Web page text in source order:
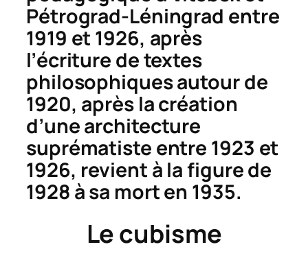
Pétrograd-Léningrad entre
1919 et 1926, après
l’écriture de textes
philosophiques autour de
1920, après la création
d’une architecture
suprématiste entre 1923 et
1926, revient à la figure de
1928 à sa mort en 1935.
Le cubisme